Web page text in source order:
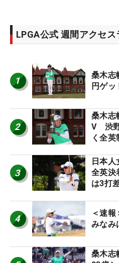
LPGA公式 週間アクセ
1
桑木志
円ゲ
2
桑木志
V 渋野
く全英
3
日本
全英
は3打
4
＜速
みなみ
桑木志